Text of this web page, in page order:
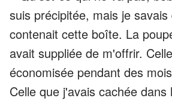
suis précipitée, mais je
contenait cette boîte. La
avait suppliée de m'offrir.
économisée pendant des
Celle que j'avais cachée